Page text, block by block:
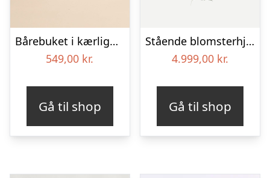
Bårebuket i kærlighedens farver
549,00 kr.
Gå til shop
Stående blomsterhjerte – Et eksklusivt farvel
4.999,00 kr.
Gå til shop